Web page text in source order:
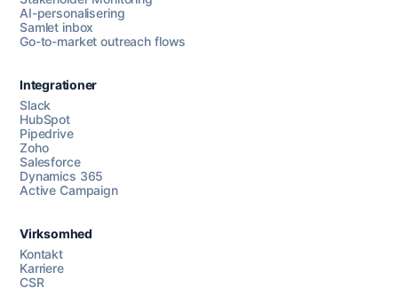
Chat med os
AI Campaign Assist
AI-personalisering
Samlet inbox
Go-to-market outreach flows
Integrationer
Slack
HubSpot
Pipedrive
Zoho
Salesforce
Dynamics 365
Active Campaign
Virksomhed
Kontakt
Karriere
CSR